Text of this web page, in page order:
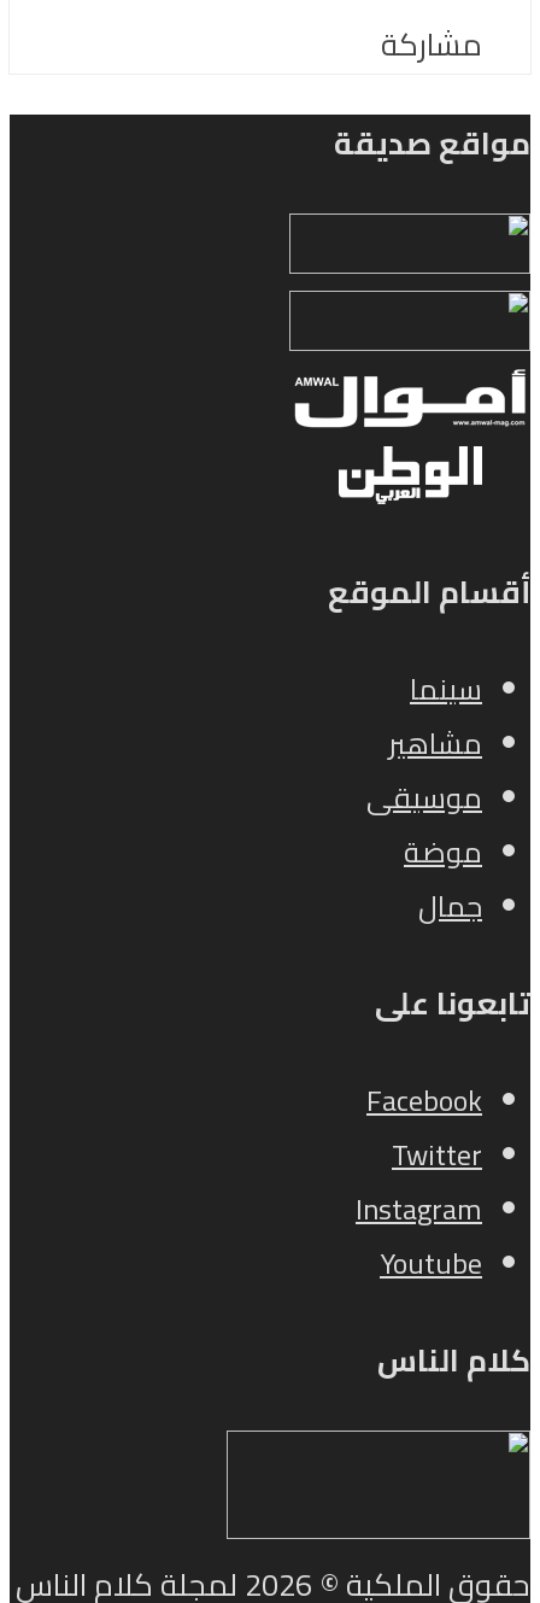
مشاركة
مواقع صديقة
أقسام الموقع
سينما
مشاهير
موسيقى
موضة
جمال
تابعونا على
Facebook
Twitter
Instagram
Youtube
كلام الناس
حقوق الملكية © 2026 لمجلة كلام الناس